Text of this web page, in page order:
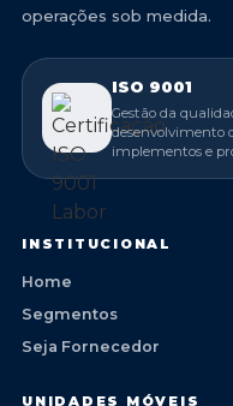
operações sob medida.
ISO 9001
Gestão da
desenvolvimento
implementos e
INSTITUCIONAL
Home
Segmentos
Seja Fornecedor
UNIDADES MÓVEIS